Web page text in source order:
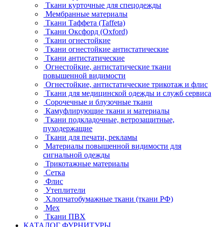
Ткани курточные для спецодежды
Мембранные материалы
Ткани Таффета (Taffeta)
Ткани Оксфорд (Oxford)
Ткани огнестойкие
Ткани огнестойкие антистатические
Ткани антистатические
Огнестойкие, антистатические ткани
повышенной видимости
Огнестойкие, антистатические трикотаж и флис
Ткани для медицинской одежды и служб сервиса
Сорочечные и блузочные ткани
Камуфлирующие ткани и материалы
Ткани подкладочные, ветрозащитные,
пуходержащие
Ткани для печати, рекламы
Материалы повышенной видимости для
сигнальной одежды
Трикотажные материалы
Сетка
Флис
Утеплители
Хлопчатобумажные ткани (ткани РФ)
Мех
Ткани ПВХ
КАТАЛОГ ФУРНИТУРЫ